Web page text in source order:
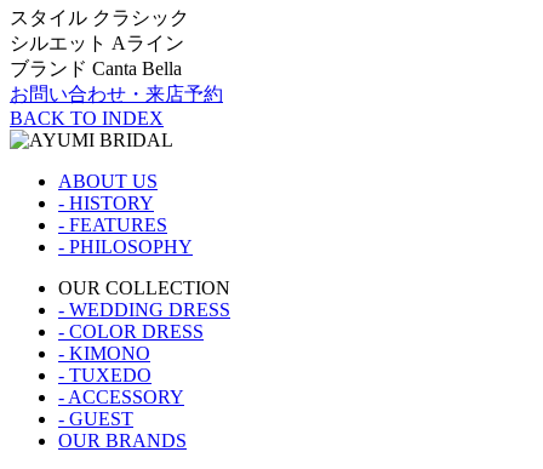
スタイル クラシック
シルエット Aライン
ブランド Canta Bella
お問い合わせ・来店予約
BACK TO INDEX
ABOUT US
- HISTORY
- FEATURES
- PHILOSOPHY
OUR COLLECTION
- WEDDING DRESS
- COLOR DRESS
- KIMONO
- TUXEDO
- ACCESSORY
- GUEST
OUR BRANDS